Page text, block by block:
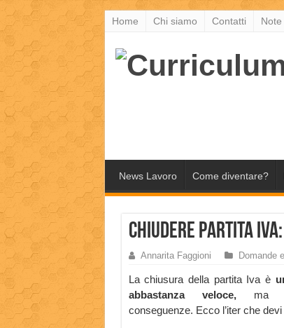
Home Chi siamo Contatti
News Lavoro Come diventare?
Chiudere Partita
Annarita Faggioni Domande
La chiusura della partita Iva è
abbastanza veloce,ma
conseguenze. Ecco l’iter che